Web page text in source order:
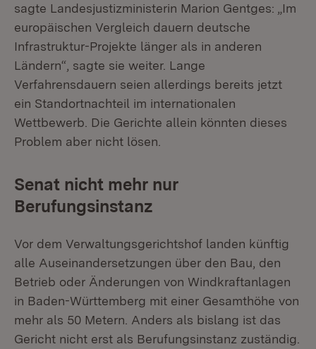
sagte Landesjustizministerin Marion Gentges: „Im
europäischen Vergleich dauern deutsche
Infrastruktur-Projekte länger als in anderen
Ländern“, sagte sie weiter. Lange
Verfahrensdauern seien allerdings bereits jetzt
ein Standortnachteil im internationalen
Wettbewerb. Die Gerichte allein könnten dieses
Problem aber nicht lösen.
Senat nicht mehr nur
Berufungsinstanz
Vor dem Verwaltungsgerichtshof landen künftig
alle Auseinandersetzungen über den Bau, den
Betrieb oder Änderungen von Windkraftanlagen
in Baden-Württemberg mit einer Gesamthöhe von
mehr als 50 Metern. Anders als bislang ist das
Gericht nicht erst als Berufungsinstanz zuständig.